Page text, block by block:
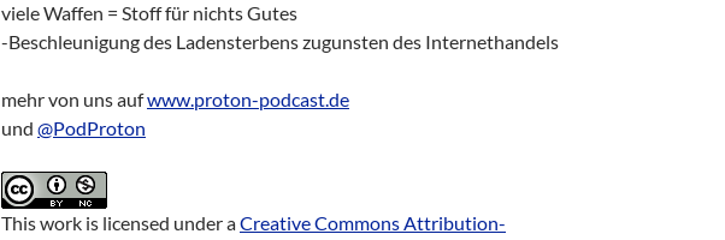
viele Waffen = Stoff für nichts Gutes
-Beschleunigung des Ladensterbens zugunsten des Internethandels
mehr von uns aufwww.proton-podcast.de
und @PodProton
This work is licensed under aCreative Commons Attribution-